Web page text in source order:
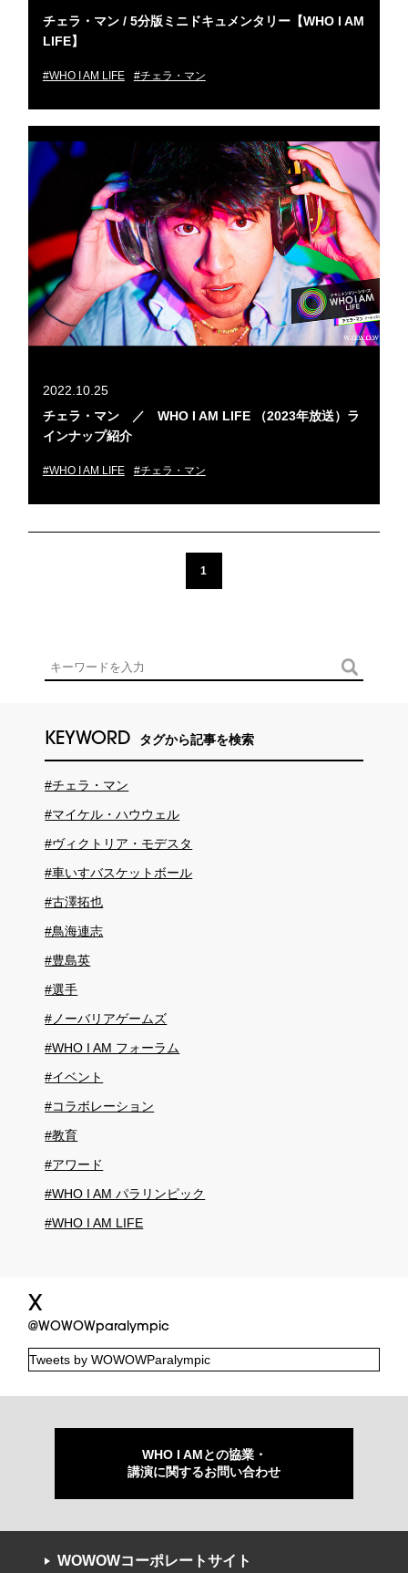
チェラ・マン / 5分版ミニドキュメンタリー【WHO I AM
LIFE】
#WHO I AM LIFE #チェラ・マン
2022.10.25
チェラ・マン ／ WHO I AM LIFE （2023年放送）ラ
インナップ紹介
#WHO I AM LIFE #チェラ・マン
1
KEYWORD タグから記事を検索
#チェラ・マン
#マイケル・ハウウェル
#ヴィクトリア・モデスタ
#車いすバスケットボール
#古澤拓也
#鳥海連志
#豊島英
#選手
#ノーバリアゲームズ
#WHO I AM フォーラム
#イベント
#コラボレーション
#教育
#アワード
#WHO I AM パラリンピック
#WHO I AM LIFE
X
@WOWOWparalympic
Tweets by WOWOWParalympic
WHO I AMとの協業・
講演に関するお問い合わせ
WOWOWコーポレートサイト